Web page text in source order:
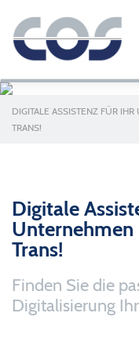
DIGITALE ASSISTENZ FÜR
TRANS!
Digitale
Trans!
Finden Sie die
Digitalisierung